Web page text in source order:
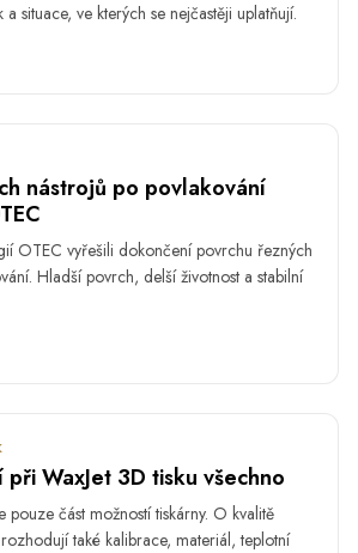
situace, ve kterých se nejčastěji uplatňují.
nástrojů po povlakování
OTEC vyřešili dokončení povrchu řezných
Hladší povrch, delší životnost a stabilní
při WaxJet 3D tisku všechno
pouze část možností tiskárny. O kvalitě
také kalibrace, materiál, teplotní